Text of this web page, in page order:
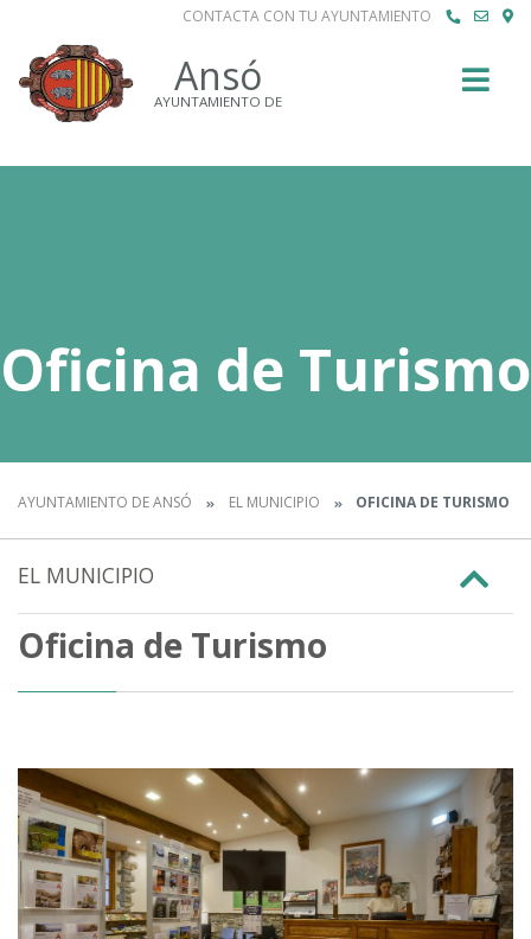
CONTACTA CON TU AYUNTAMIENTO
Ansó
AYUNTAMIENTO DE
Oficina de Turismo
AYUNTAMIENTO DE ANSÓ EL MUNICIPIO OFICINA DE TURISMO
EL MUNICIPIO
Oficina de Turismo